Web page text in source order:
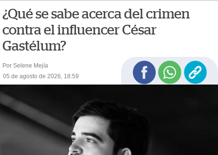
¿Qué se sabe acerca del crimen
contra el influencer César
Gastélum?
Por Selene Mejía
05 de agosto de 2026, 18:59